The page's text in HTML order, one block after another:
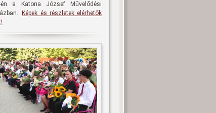
én a Katona József Művelődési
Képek és részletek elérhetők